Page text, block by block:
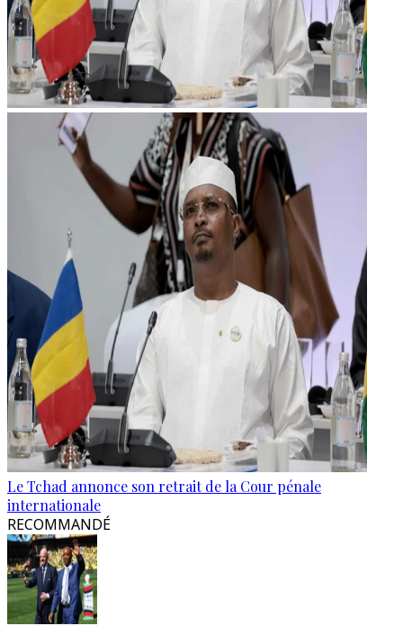
Le Tchad annonce son retrait de la Cour pénale
internationale
RECOMMANDÉ